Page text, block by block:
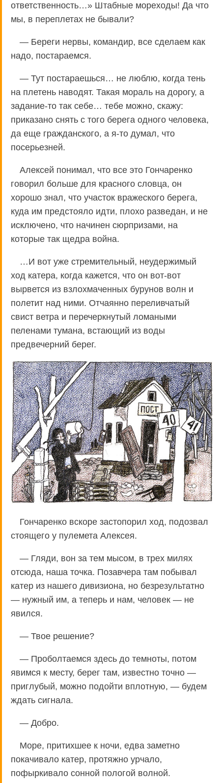
ответственность…» Штабные мореходы! Да что
мы, в переплетах не бывали?
— Береги нервы, командир, все сделаем как
надо, постараемся.
— Тут постараешься… не люблю, когда тень
на плетень наводят. Такая мораль на дорогу, а
задание-то так себе… тебе можно, скажу:
приказано снять с того берега одного человека,
да еще гражданского, а я-то думал, что
посерьезней.
Алексей понимал, что все это Гончаренко
говорил больше для красного словца, он
хорошо знал, что участок вражеского берега,
куда им предстояло идти, плохо разведан, и не
исключено, что начинен сюрпризами, на
которые так щедра война.
…И вот уже стремительный, неудержимый
ход катера, когда кажется, что он вот-вот
вырвется из взлохмаченных бурунов волн и
полетит над ними. Отчаянно переливчатый
свист ветра и перечеркнутый ломаными
пеленами тумана, встающий из воды
предвечерний берег.
Гончаренко вскоре застопорил ход, подозвал
стоящего у пулемета Алексея.
— Гляди, вон за тем мысом, в трех милях
отсюда, наша точка. Позавчера там побывал
катер из нашего дивизиона, но безрезультатно
— нужный им, а теперь и нам, человек — не
явился.
— Твое решение?
— Проболтаемся здесь до темноты, потом
явимся к месту, берег там, известно точно —
приглубый, можно подойти вплотную, — будем
ждать сигнала.
— Добро.
Море, притихшее к ночи, едва заметно
покачивало катер, протяжно урчало,
пофыркивало сонной пологой волной.